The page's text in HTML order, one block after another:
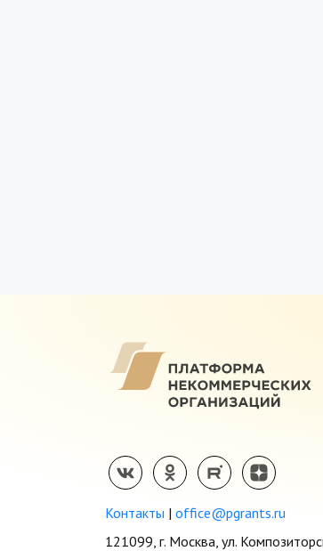
Контакты | office@pgrants.ru
121099, г. Москва, ул.